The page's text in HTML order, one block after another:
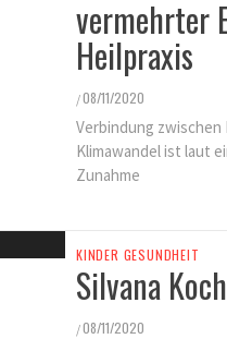
vermehrter
Heilpraxis
/08/11/2020
Verbindung zwischen
Klimawandel ist laut
Zunahme
KINDER GESUNDHEIT
Silvana Koch
/08/11/2020